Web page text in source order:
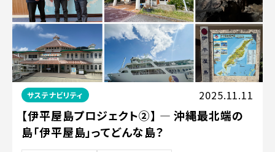
サステナビリティ 2025.11.11
【伊平屋島プロジェクト②】 ― 沖縄最北端の
島「伊平屋島」ってどんな島？